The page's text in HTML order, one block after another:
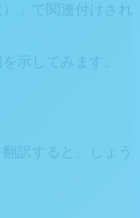
」で関連付けされ
示してみます。
訳すると、しょう